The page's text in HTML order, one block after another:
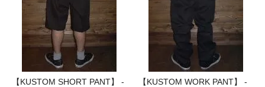
【KUSTOM SHORT PANT】 -
【KUSTOM WORK PANT】 -